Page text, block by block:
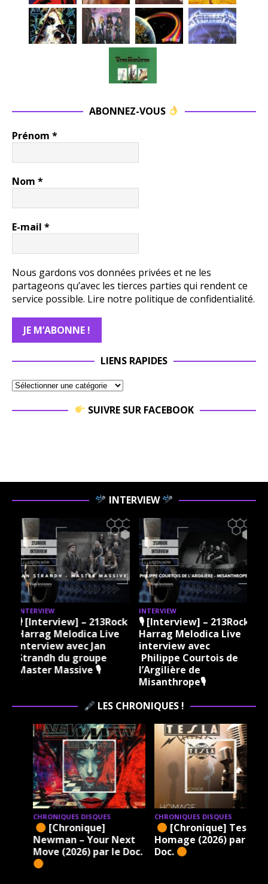
ABONNEZ-VOUS
Prénom *
Nom *
E-mail *
Nous gardons vos données privées et ne les
partageons qu’avec les tierces parties qui rendent ce
service possible. Lire notre politique de confidentialité.
LIENS RAPIDES
SUIVRE SUR FACEBOOK
INTERVIEW
INTERVIEW
🎙 [Interview] – 213Rock
Harrag Melodica Live
interview avec Jan
Strandh du groupe
Master Massive 🎙
INTERVIEW
🎙 [Interview] – 213Rock
Harrag Melodica Live
interview avec
Philippe Courtois de
l’Argilière de
Misanthrope🎙
LES CHRONIQUES !
CHRONIQUES DISQUES
[Chronique]
Newman – Your Next
Move (2026) par le Doc.
CHRONIQUES DISQUES
[Chronique] Tesla –
Homage (2026) par le
Doc.